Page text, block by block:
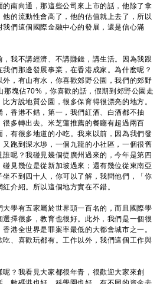
南向通，那這些公司來上市的話，他除了拿
的流動性會高了，他的估值就上去了，所以
們這個國際金融中心的發展，還是信心滿
我不講經濟、不講賺錢，講生活。因為我跟
們那邊發展事業，在香港成家。為什麽呢？
，有山有水，你喜歡郊野公園，我們的郊野
塊佔70%，你喜歡的話，假期到郊野公園走
方說地質公園，很多保育得很漂亮的地方。
香港不錯，第一，我們紅酒、白酒都不抽
多轉出去。米芝蓮推薦的餐廳有超過兩百
有很多地道的小吃。我來以前，因為我們發
跑到深水埗，一個九龍的小社區，一個很舊
呢？我碰見幾個從廣州過來的，今年是第四
見幾位是從新加坡過來；還有幾位從東南亞
不到四十人，你可以了解，我問他們，「你
介紹。所以這個地方實在不錯。
學有五家屬於世界頭一百名的，而且國際學
擇很多，教育也很好。此外，我們是一個很
港全世界是罪案率最低的大都會城市之一。
、喜歡玩都有。工作以外，我們這個工作與
？我看見大家都很年青，很歡迎大家來創